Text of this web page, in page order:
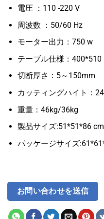
電圧 ：110 -220 V
周波数 ：50/60 Hz
モーター出力：750 w
テーブル仕様：400*510
切断厚さ：5～150mm
カッティングハイト：
重量：46kg/36kg
製品サイズ:51*51*86 cm
パッケージサイズ
お問い合わせを送信